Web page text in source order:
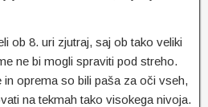
ob 8. uri zjutraj, saj ob tako veliki
ne bi mogli spraviti pod streho.
oprema so bili paša za oči vseh,
na tekmah tako visokega nivoja.